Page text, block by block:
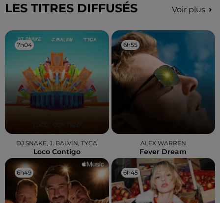
LES TITRES DIFFUSÉS Voir plus
7h04
7h04
DJ SNAKE, J. BALVIN, TYGA
Loco Contigo
6h55
6h55
ALEX WARREN
Fever Dream
6h49
6h49 6h45
6h45